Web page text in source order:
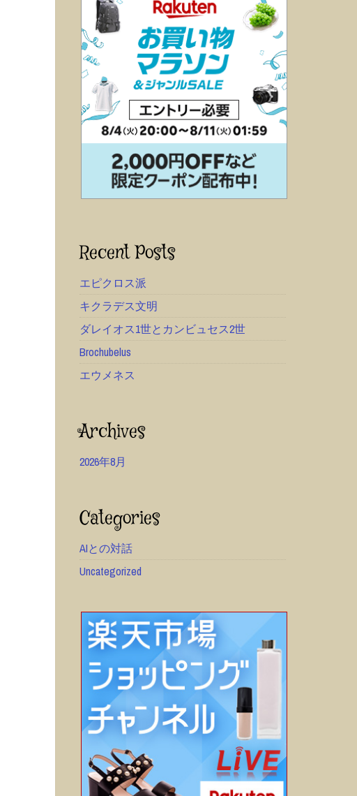
Recent Posts
エピクロス派
キクラデス文明
ダレイオス1世とカンビュセス2世
Brochubelus
エウメネス
Archives
2026年8月
Categories
AIとの対話
Uncategorized